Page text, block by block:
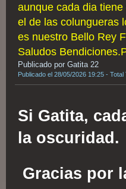
aunque cada dia
el de las colungueras
es nuestro Bello Rey
Saludos
Publicado por Gatita 22
Publicado el 28/05/2026 19:25 -
Si Gatita,
la oscuridad.
Gracias por